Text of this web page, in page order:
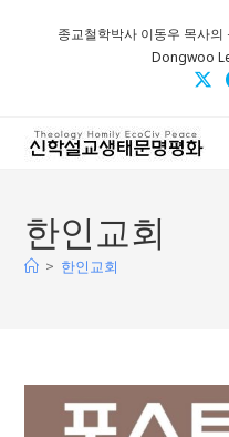
종교철학박사 이동우 목사
Dongwoo
한인교회
> 한인교회